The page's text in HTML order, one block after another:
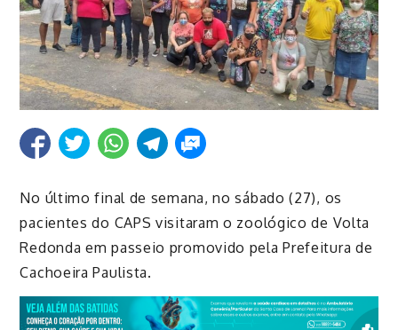
No último final de semana, no sábado (27), os
pacientes do CAPS visitaramo zoológico de Volta
Redonda em passeio promovido pela Prefeitura de
Cachoeira Paulista.